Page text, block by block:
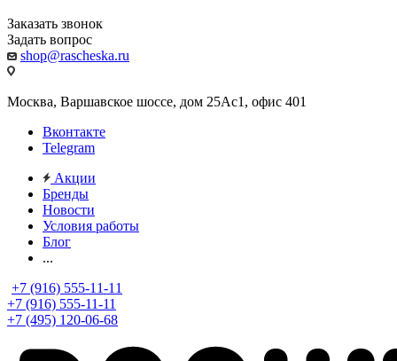
Заказать звонок
Задать вопрос
shop@rascheska.ru
Москва, Варшавское шоссе, дом 25Аc1, офис 401
Вконтакте
Telegram
Акции
Бренды
Новости
Условия работы
Блог
...
+7 (916) 555-11-11
+7 (916) 555-11-11
+7 (495) 120-06-68